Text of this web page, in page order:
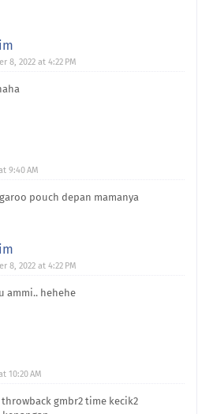
8, 2022 at 4:22 PM
9:40 AM
pouch depan mamanya
8, 2022 at 4:22 PM
ammi.. hehehe
10:20 AM
gmbr2 time kecik2